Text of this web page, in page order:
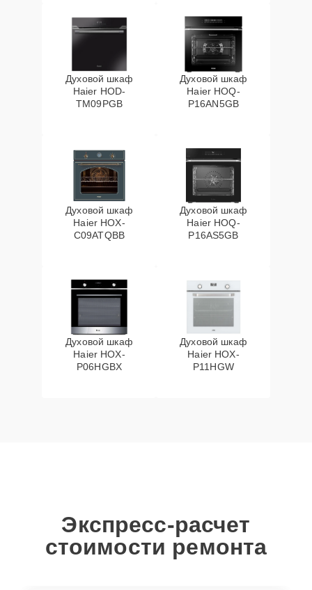
Духовой шкаф
Haier HOD-
TM09PGB
Духовой шкаф
Haier HOQ-
P16AN5GB
Духовой шкаф
Haier HOX-
C09ATQBB
Духовой шкаф
Haier HOQ-
P16AS5GB
Духовой шкаф
Haier HOX-
P06HGBX
Духовой шкаф
Haier HOX-
P11HGW
Экспресс-расчет
стоимости ремонта